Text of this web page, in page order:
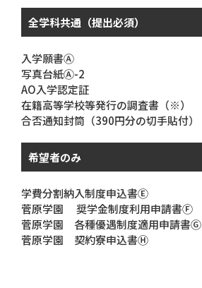
全学科共通（提出必須）
入学願書Ⓐ
写真台紙Ⓐ-2
AO入学認定証
在籍高等学校等発行の調査書（※）
合否通知封筒（390円分の切手貼付）
希望者のみ
学費分割納入制度申込書Ⓔ
菅原学園 奨学金制度利用申請書Ⓕ
菅原学園 各種優遇制度適用申請書Ⓖ
菅原学園 契約寮申込書Ⓗ